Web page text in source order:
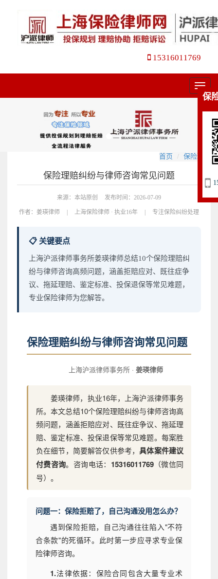
15316011769
菜
单
首页 保险理赔
保险理赔纠纷与律师咨询常见问题
来源：本站原创 发布时间：2026-07-09
作者： 姜瑛律师 | 上海保险律师 · 执业16年 | 专注保险纠纷处理
📋 关键要点
上海沪派律师事务所姜瑛律师总结10个保险理赔纠
纷与律师咨询高频问题，涵盖拒赔应对、既往症争
议、拖延理赔、鉴定标准、投保退保等常见难题，
专业保险律师为您解答。
保险理赔纠纷与律师咨询常见问题
上海沪派律师事务所 · 姜瑛律师
姜瑛律师，执业16年，上海沪派律师事务
所。本文总结10个保险理赔纠纷与律师咨询高
频问题，涵盖拒赔应对、既往症争议、拖延理
赔、鉴定标准、投保退保等常见难题。每案胜
负在细节，简要解答仅供参考，具体案件建议
付费咨询。咨询电话： 15316011769（微信同
号）。
问题一：保险拒赔了，自己沟通没用怎么办？
遇到保险拒赔，自己沟通往往陷入"不符
合条款"的死循环。此时第一步应寻求专业保
险律师咨询。
1.法律依据：保险合同包含大量专业术
保